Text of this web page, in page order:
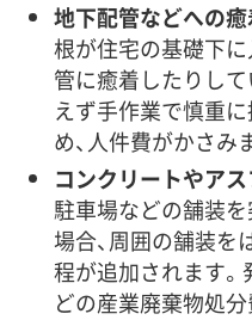
地下配管などへの癒
根が住宅の基礎下
管に癒着したりし
えず手作業で慎重
め、人件費がかさみ
コンクリートやア
駐車場などの舗装
場合、周囲の舗装を
程が追加されます
どの産業廃棄物処